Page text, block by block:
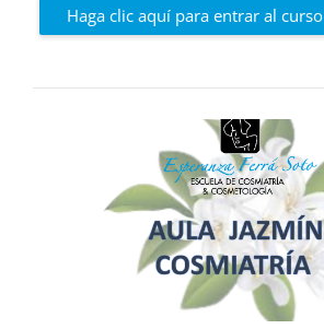
Haga clic aquí para entrar al curso